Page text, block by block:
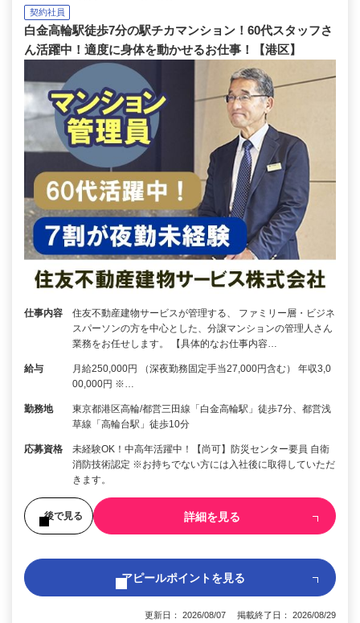
契約社員
白金高輪駅徒歩7分の駅チカマンション！60代スタッフさ
ん活躍中！適度に身体を動かせるお仕事！【港区】
仕事内容
住友不動産建物サービスが管理する、 ファミリー層・ビジネ
スパーソンの方を中心とした、分譲マンションの管理人さん
業務をお任せします。 【具体的なお仕事内容…
給与
月給250,000円 （深夜勤務固定手当27,000円含む） 年収3,0
00,000円 ※…
勤務地
東京都港区高輪/都営三田線「白金高輪駅」徒歩7分、都営浅
草線「高輪台駅」徒歩10分
応募資格
未経験OK！中高年活躍中！【尚可】防災センター要員 自衛
消防技術認定 ※お持ちでない方には入社後に取得していただ
きます。
後で見る 詳細を見る
アピールポイントを見る
更新日： 2026/08/07 掲載終了日： 2026/08/29